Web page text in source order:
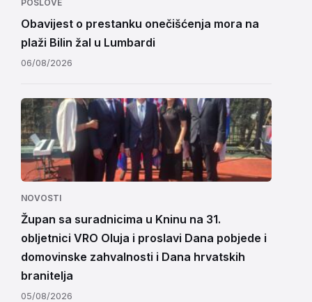
POSLOVE
Obavijest o prestanku onečišćenja mora na
plaži Bilin žal u Lumbardi
06/08/2026
NOVOSTI
Župan sa suradnicima u Kninu na 31.
obljetnici VRO Oluja i proslavi Dana pobjede i
domovinske zahvalnosti i Dana hrvatskih
branitelja
05/08/2026